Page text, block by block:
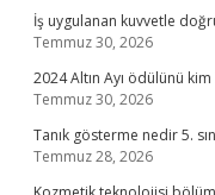
İş uygulanan kuvvetle
Temmuz 30, 2026
2024 Altın Ayı ödülünü kim
Temmuz 30, 2026
Tanık gösterme nedir 5.
Temmuz 28, 2026